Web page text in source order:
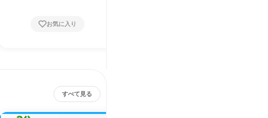
お気に入り
すべて見る